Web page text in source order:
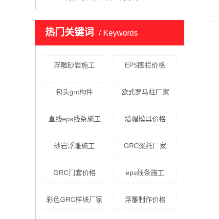
热门关键词 Keywords
浮雕砂岩施工 EPS围栏价格
包头grc构件 欧式罗马柱厂家
直线eps线条施工 墙帽模具价格
砂岩浮雕施工 GRC梁托厂家
GRC门套价格 eps线条施工
彩色GRC样块厂家 浮雕制作价格